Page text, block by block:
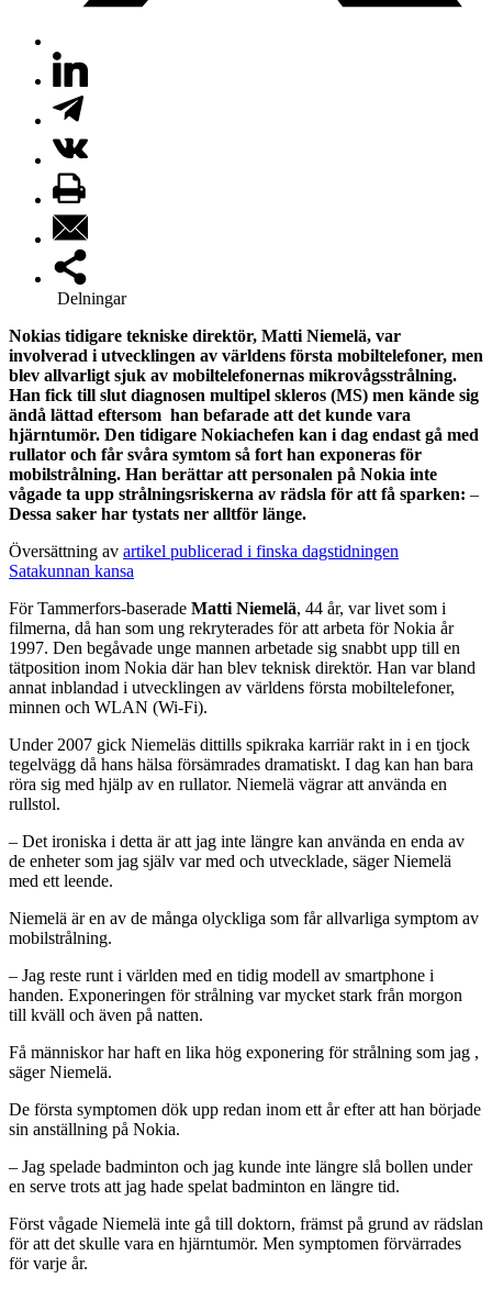
Delningar
Nokias tidigare tekniske direktör, Matti Niemelä, var
involverad i utvecklingen av världens första mobiltelefoner, men
blev allvarligt sjuk av mobiltelefonernas mikrovågsstrålning.
Han fick till slut diagnosen multipel skleros (MS) men kände sig
ändå lättad eftersom han befarade att det kunde vara
hjärntumör. Den tidigare Nokiachefen kan i dag endast gå med
rullator och får svåra symtom så fort han exponeras för
mobilstrålning. Han berättar att personalen på Nokia inte
vågade ta upp strålningsriskerna av rädsla för att få sparken: –
Dessa saker har tystats ner alltför länge.
Översättning av artikel publicerad i finska dagstidningen
Satakunnan kansa
För Tammerfors-baserade Matti Niemelä, 44 år, var livet som i
filmerna, då han som ung rekryterades för att arbeta för Nokia år
1997. Den begåvade unge mannen arbetade sig snabbt upp till en
tätposition inom Nokia där han blev teknisk direktör. Han var bland
annat inblandad i utvecklingen av världens första mobiltelefoner,
minnen och WLAN (Wi-Fi).
Under 2007 gick Niemeläs dittills spikraka karriär rakt in i en tjock
tegelvägg då hans hälsa försämrades dramatiskt. I dag kan han bara
röra sig med hjälp av en rullator. Niemelä vägrar att använda en
rullstol.
– Det ironiska i detta är att jag inte längre kan använda en enda av
de enheter som jag själv var med och utvecklade, säger Niemelä
med ett leende.
Niemelä är en av de många olyckliga som får allvarliga symptom av
mobilstrålning.
– Jag reste runt i världen med en tidig modell av smartphone i
handen. Exponeringen för strålning var mycket stark från morgon
till kväll och även på natten.
Få människor har haft en lika hög exponering för strålning som jag ,
säger Niemelä.
De första symptomen dök upp redan inom ett år efter att han började
sin anställning på Nokia.
– Jag spelade badminton och jag kunde inte längre slå bollen under
en serve trots att jag hade spelat badminton en längre tid.
Först vågade Niemelä inte gå till doktorn, främst på grund av rädslan
för att det skulle vara en hjärntumör. Men symptomen förvärrades
för varje år.